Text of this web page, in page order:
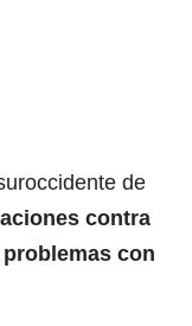
de
contra
con